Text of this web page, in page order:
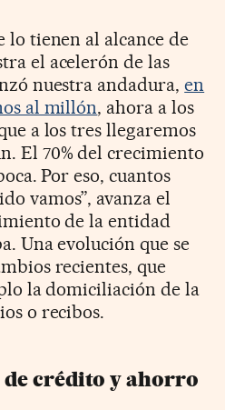
lo tienen al alcance de
el acelerón de las
nuestra andadura,en
al millón, ahora a los
a los tres llegaremos
El 70% del crecimiento
Por eso, cuantos
vamos”, avanza el
de la entidad
Una evolución que se
recientes, que
la domiciliación de la
o recibos.
crédito y ahorro